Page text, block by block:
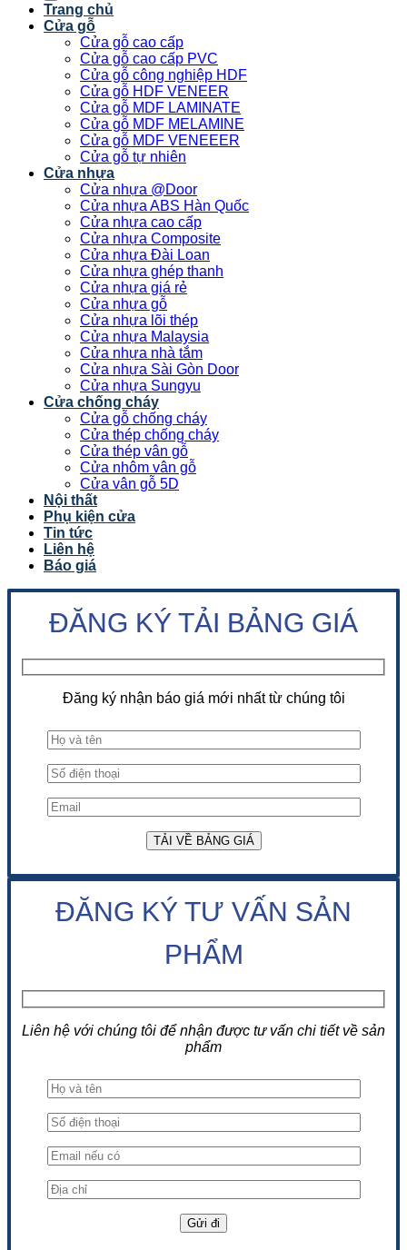
Trang chủ
Cửa gỗ
Cửa gỗ cao cấp
Cửa gỗ cao cấp PVC
Cửa gỗ công nghiệp HDF
Cửa gỗ HDF VENEER
Cửa gỗ MDF LAMINATE
Cửa gỗ MDF MELAMINE
Cửa gỗ MDF VENEEER
Cửa gỗ tự nhiên
Cửa nhựa
Cửa nhựa @Door
Cửa nhựa ABS Hàn Quốc
Cửa nhựa cao cấp
Cửa nhựa Composite
Cửa nhựa Đài Loan
Cửa nhựa ghép thanh
Cửa nhựa giá rẻ
Cửa nhựa gỗ
Cửa nhựa lõi thép
Cửa nhựa Malaysia
Cửa nhựa nhà tắm
Cửa nhựa Sài Gòn Door
Cửa nhựa Sungyu
Cửa chống cháy
Cửa gỗ chống cháy
Cửa thép chống cháy
Cửa thép vân gỗ
Cửa nhôm vân gỗ
Cửa vân gỗ 5D
Nội thất
Phụ kiện cửa
Tin tức
Liên hệ
Báo giá
ĐĂNG KÝ TẢI BẢNG GIÁ
Đăng ký nhận báo giá mới nhất từ chúng tôi
ĐĂNG KÝ TƯ VẤN SẢN
PHẨM
Liên hệ với chúng tôi để nhận được tư vấn chi tiết về sản
phẩm